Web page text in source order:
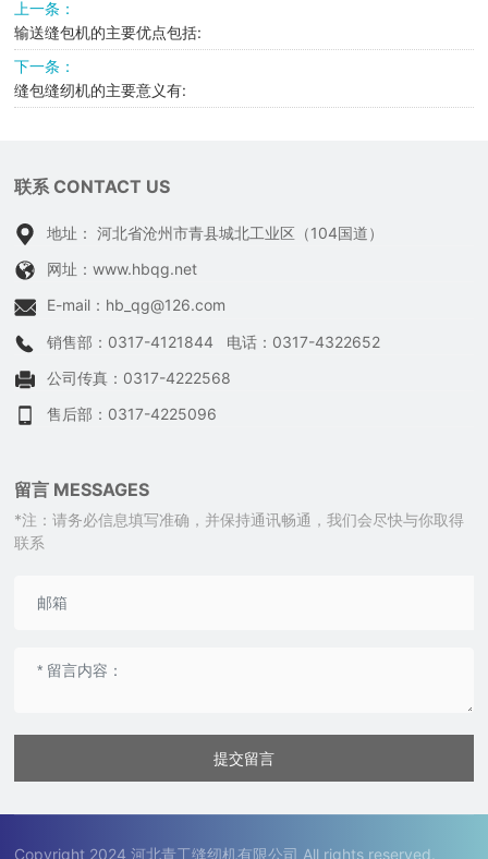
上一条：
输送缝包机的主要优点包括:
下一条：
缝包缝纫机的主要意义有:
联系 CONTACT US
地址： 河北省沧州市青县城北工业区（104国道）
网址：www.hbqg.net
E-mail： hb_qg@126.com
销售部： 0317-4121844 电话： 0317-4322652
公司传真： 0317-4222568
售后部： 0317-4225096
留言 MESSAGES
*注：请务必信息填写准确，并保持通讯畅通，我们会尽快与你取得
联系
提交留言
Copyright 2024 河北青工缝纫机有限公司 All rights reserved.